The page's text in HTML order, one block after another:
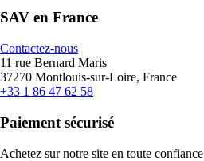
SAV en France
Contactez-nous
11 rue Bernard Maris
37270 Montlouis-sur-Loire, France
+33 1 86 47 62 58
Paiement sécurisé
Achetez sur notre site en toute confiance